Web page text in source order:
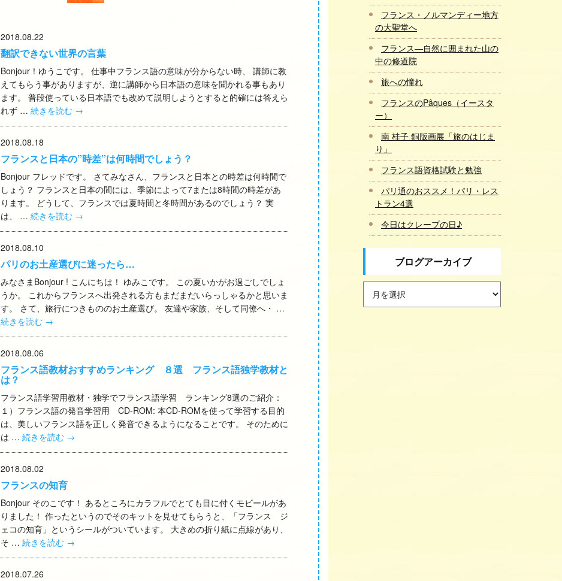
2018.08.22
翻訳できない世界の言葉
Bonjour！ゆうこです。 仕事中フランス語の意味が分からない時、 講師に教
えてもらう事がありますが、逆に講師から日本語の意味を聞かれる事もあり
ます。 普段使っている日本語でも改めて説明しようとすると的確には答えら
れず … 続きを読む →
2018.08.18
フランスと日本の”時差”は何時間でしょう？
Bonjour フレッドです。 さてみなさん、フランスと日本との時差は何時間で
しょう？ フランスと日本の間には、季節によって7または8時間の時差があ
ります。 どうして、フランスでは夏時間と冬時間があるのでしょう？ 実
は、 … 続きを読む →
2018.08.10
パリのお土産選びに迷ったら…
みなさまBonjour ! こんにちは！ ゆみこです。 この夏いかがお過ごしでしょ
うか。 これからフランスへ出発される方もまだまだいらっしゃるかと思いま
す。 さて、旅行につきもののお土産選び。 友達や家族、そして同僚へ・ …
続きを読む →
2018.08.06
フランス語教材おすすめランキング ８選 フランス語独学教材と
は？
フランス語学習用教材・独学でフランス語学習 ランキング8選のご紹介：
１）フランス語の発音学習用 CD-ROM: 本CD-ROMを使って学習する目的
は、美しいフランス語を正しく発音できるようになることです。 そのために
は … 続きを読む →
2018.08.02
フランスの知育
Bonjour そのこです！ あるところにカラフルでとても目に付くモビールがあ
りました！ 作ったというのでそのキットを見せてもらうと、「フランス ジ
ェコの知育」というシールがついています。 大きめの折り紙に点線があり、
そ … 続きを読む →
2018.07.26
フランス・ノルマンディー地方
の大聖堂へ
フランス―自然に囲まれた山の
中の修道院
旅への憧れ
フランスのPâques（イースタ
ー）
南 桂子 銅版画展「旅のはじま
り」
フランス語資格試験と勉強
パリ通のおススメ！パリ・レス
トラン4選
今日はクレープの日♪
ブログアーカイブ